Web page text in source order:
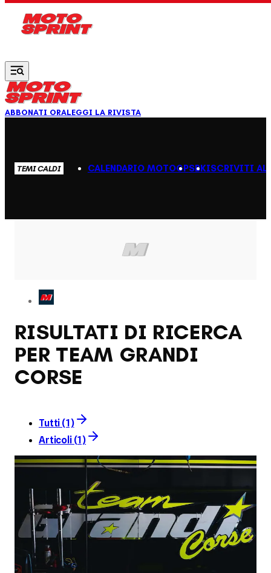
ABBONATI ORALEGGI LA RIVISTA
TEMI CALDI CALENDARIO MOTOGPSBKISCRIVITI AL
RISULTATI DI RICERCA
PER TEAM GRANDI
CORSE
Tutti (1)
Articoli (1)